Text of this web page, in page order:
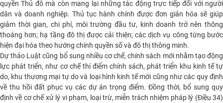
quyền Thủ đô mà còn mang lại những tác động trực tiếp đối với người
dân và doanh nghiệp. Thủ tục hành chính được đơn giản hóa sẽ giúp
giảm thời gian, chi phí, môi trường đầu tư, kinh doanh trở nên thông
thoáng hơn; hạ tầng đô thị được cải thiện; các dịch vụ công từng bước
hiện đại hóa theo hướng chính quyền số và đô thị thông minh.
Dự thảo Luật cũng bổ sung nhiều cơ chế, chính sách mới nhằm tạo động
lực phát triển, như cơ chế thí điểm chính sách, phát triển khu kinh tế tự
do, khu thương mại tự do và loại hình kinh tế mới cũng như các quy định
về thu hồi đất phục vụ các dự án trọng điểm. Đồng thời, bổ sung quy
định về cơ chế xử lý vi phạm, loại trừ, miễn trách nhiệm pháp lý (Điều 34)